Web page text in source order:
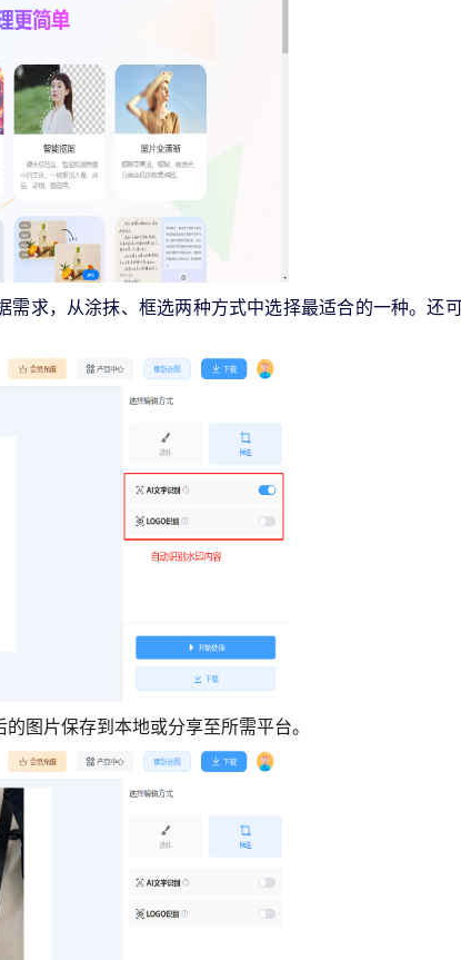
需求，从涂抹、框选两种方式中选择最适合的一种。还
图片保存到本地或分享至所需平台。